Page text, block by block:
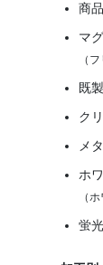
商
マ
（
既
ク
メ
ホ
（
蛍